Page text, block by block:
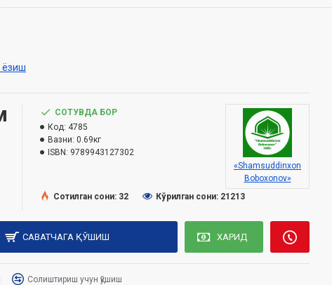
ёзиш
СОТУВДА БОР
Код: 4785
Вазни: 0.69кг
ISBN: 9789943127302
«Shamsuddinxon
Boboxonov»
Сотилган сони: 32
Кўрилган сони: 21213
САВАТЧАГА ҚЎШИШ ХАРИД
Солиштириш учун қўшиш